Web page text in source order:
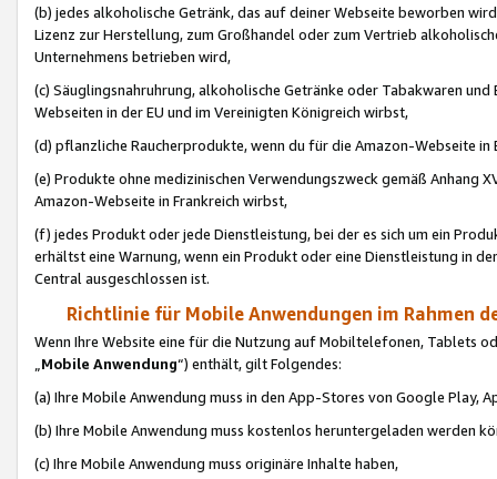
(b) jedes alkoholische Getränk, das auf deiner Webseite beworben
Lizenz zur Herstellung, zum Großhandel oder zum Vertrieb
Unternehmens betrieben wird,
(c) Säuglingsnahruhrung, alkoholische Getränke oder Tabakwaren
Webseiten in der EU und im Vereinigten Königreich wirbst,
(d) pflanzliche Raucherprodukte, wenn du für die Amazon-Webseite in
(e) Produkte ohne medizinischen Verwendungszweck gemäß Anhang
Amazon-Webseite in Frankreich wirbst,
(f) jedes Produkt oder jede Dienstleistung, bei der es sich um ein
erhältst eine Warnung, wenn ein Produkt oder eine Dienstleistung in
Central ausgeschlossen ist.
Richtlinie für Mobile Anwendungen im Rahmen
Wenn Ihre Website eine für die Nutzung auf Mobiltelefonen, Tablets
„Mobile Anwendung“) enthält, gilt Folgendes:
(a) Ihre Mobile Anwendung muss in den App-Stores von Google Play,
(b) Ihre Mobile Anwendung muss kostenlos heruntergeladen werden
(c) Ihre Mobile Anwendung muss originäre Inhalte haben,